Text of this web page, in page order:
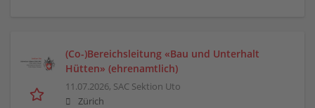
(Co-)Bereichsleitung «Bau und Unterhalt
Hütten» (ehrenamtlich)
11.07.2026, SAC Sektion Uto
Zürich